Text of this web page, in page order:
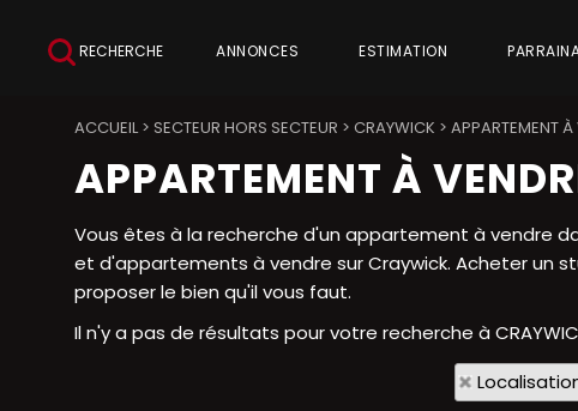
RECHERCHE ANNONCES ESTIMATION
ACCUEIL> SECTEUR HORS SECTEUR > CRAYWICK > APPARTEMENT
APPARTEMENT À
Vous êtes à la recherche d'un appartement à vendre
et d'appartements à vendre sur Craywick. Acheter un
proposer le bien qu'il vous faut.
Il n'y a pas de résultats pour votre recherche à